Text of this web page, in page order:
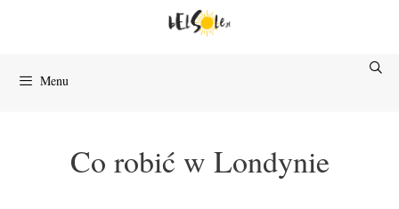
Menu
Co robić w Londynie